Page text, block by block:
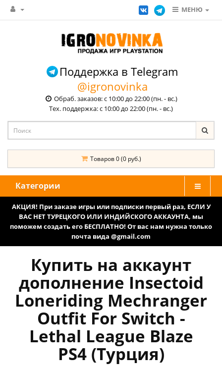
МЕНЮ
Поддержка в Telegram
@igronovinka
Обраб. заказов: с 10:00 до 22:00 (пн. - вс.)
Тех. поддержка: с 10:00 до 22:00 (пн. - вс.)
Товаров 0 (0 руб.)
Категории
АКЦИЯ! При заказе игры или подписки первый раз, ЕСЛИ У
ВАС НЕТ ТУРЕЦКОГО ИЛИ ИНДИЙСКОГО АККАУНТА, мы
поможем создать его БЕСПЛАТНО! От вас нам нужна только
почта вида @gmail.com
Купить на аккаунт
дополнение Insectoid
Loneriding Mechranger
Outfit For Switch -
Lethal League Blaze
PS4 (Турция)